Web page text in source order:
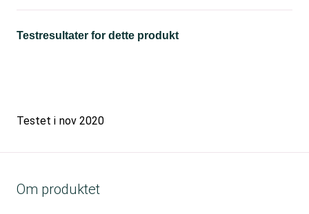
Testresultater for dette produkt
Testet i nov 2020
Om produktet